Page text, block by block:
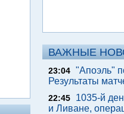
ВАЖНЫЕ
23:04 "Апоэль"
Результаты
22:45
1035-й
и Ливане,